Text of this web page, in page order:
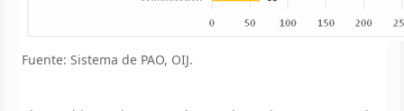
Fuente: Sistema de PAO, OIJ.